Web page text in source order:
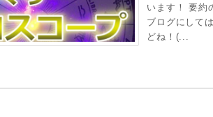
います！ 要約
ブログにして
どね！(...